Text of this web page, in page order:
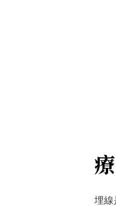
埋線